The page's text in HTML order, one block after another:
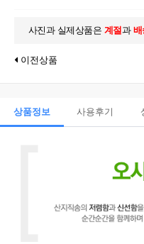
사진과 실제상품은 계절과 배
이전상품
상품정보 사용후기